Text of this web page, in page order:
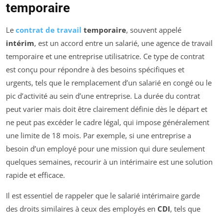
temporaire
Le contrat de travail temporaire, souvent appelé
intérim, est un accord entre un salarié, une agence de travail
temporaire et une entreprise utilisatrice. Ce type de contrat
est conçu pour répondre à des besoins spécifiques et
urgents, tels que le remplacement d’un salarié en congé ou le
pic d’activité au sein d’une entreprise. La durée du contrat
peut varier mais doit être clairement définie dès le départ et
ne peut pas excéder le cadre légal, qui impose généralement
une limite de 18 mois. Par exemple, si une entreprise a
besoin d’un employé pour une mission qui dure seulement
quelques semaines, recourir à un intérimaire est une solution
rapide et efficace.
Il est essentiel de rappeler que le salarié intérimaire garde
des droits similaires à ceux des employés en CDI, tels que